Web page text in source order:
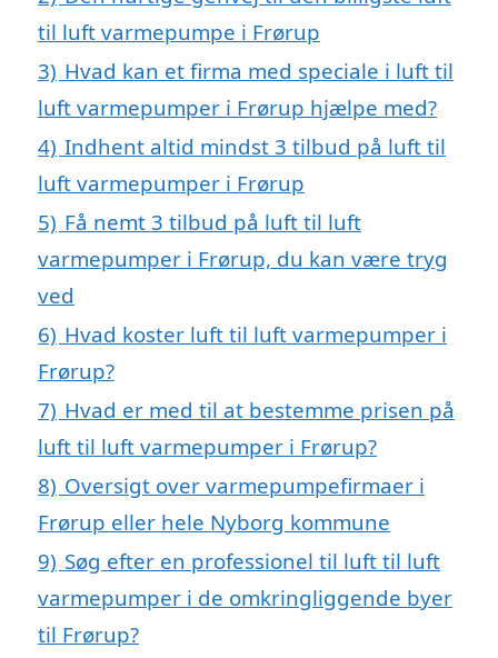
til luft varmepumpe i Frørup
3) Hvad kan et firma med speciale i luft til
luft varmepumper i Frørup hjælpe med?
4) Indhent altid mindst 3 tilbud på luft til
luft varmepumper i Frørup
5) Få nemt 3 tilbud på luft til luft
varmepumper i Frørup, du kan være tryg
ved
6) Hvad koster luft til luft varmepumper i
Frørup?
7) Hvad er med til at bestemme prisen på
luft til luft varmepumper i Frørup?
8) Oversigt over varmepumpefirmaer i
Frørup eller hele Nyborg kommune
9) Søg efter en professionel til luft til luft
varmepumper i de omkringliggende byer
til Frørup?